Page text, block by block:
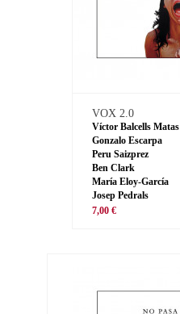
VOX 2.0
Víctor Balcells Matas
Gonzalo Escarpa
Peru Saizprez
Ben Clark
María Eloy-García
Josep Pedrals
7,00 €